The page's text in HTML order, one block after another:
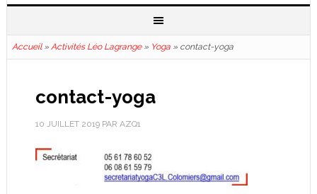
Accueil» Activités Léo Lagrange» Yoga» contact-yoga
contact-yoga
10 JUILLET 2019PAR AZQ1